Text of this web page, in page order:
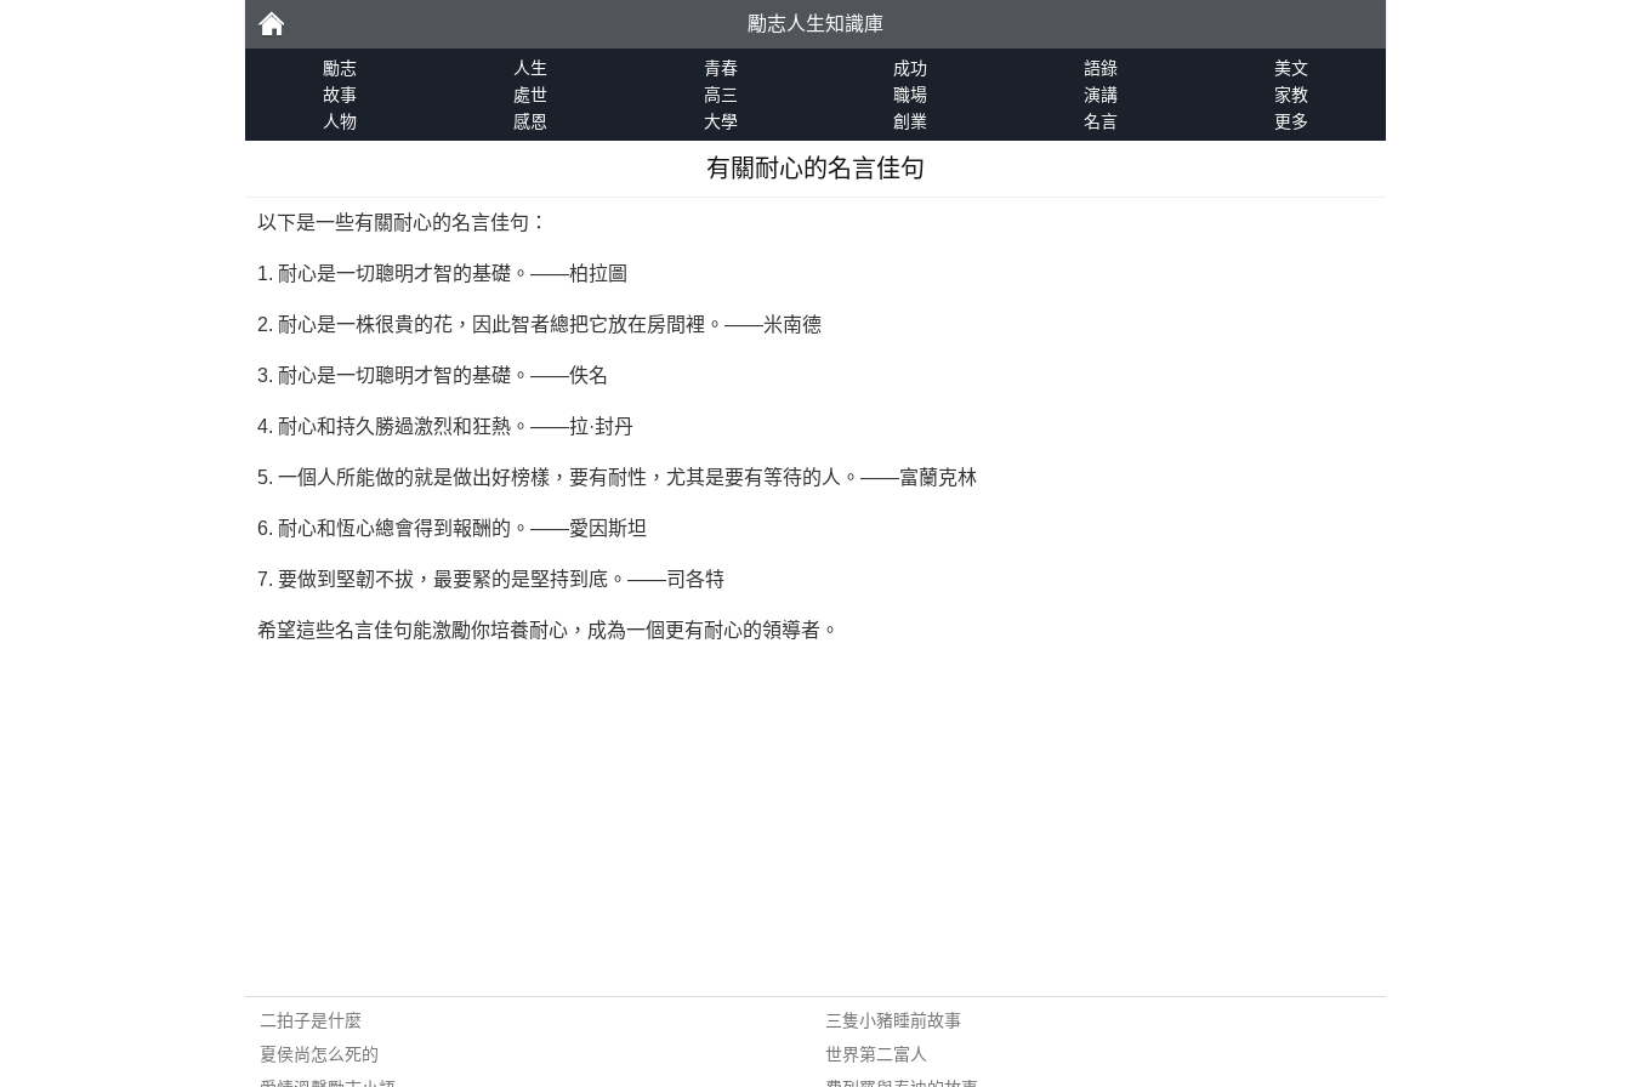
勵
勵志人生知識庫
勵志 人生 青春 成功 語錄
美文
故事
處世 高三 職場 演講
家教
人物
感恩 大學 創業 名言 更多
有關耐心的名言佳句
以下是一些有關耐心的名言佳句：
1. 耐心是一切聰明才智的基礎。——柏拉圖
2. 耐心是一株很貴的花，因此智者總把它放在房間裡。——米南德
3. 耐心是一切聰明才智的基礎。——佚名
4. 耐心和持久勝過激烈和狂熱。——拉·封丹
5. 一個人所能做的就是做出好榜樣，要有耐性，尤其是要有等待的人。——富蘭克林
6. 耐心和恆心總會得到報酬的。——愛因斯坦
7. 要做到堅韌不拔，最要緊的是堅持到底。——司各特
希望這些名言佳句能激勵你培養耐心，成為一個更有耐心的領導者。
二拍子是什麼
夏侯尚怎么死的
三隻小豬睡前故事
世界第二富人